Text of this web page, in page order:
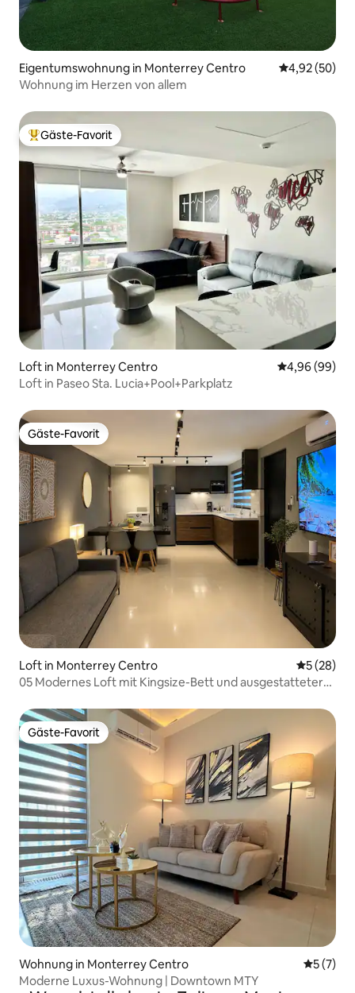
Eigentumswohnung in Monterrey Centro
4,92 (50)
Wohnung im Herzen von allem
Beliebter Gäste-Favorit.
Gäste-Favorit
Loft in Monterrey Centro
4,96 (99)
Loft in Paseo Sta. Lucia+Pool+Parkplatz
Gäste-Favorit
Gäste-Favorit
Loft in Monterrey Centro
5 (28)
05 Modernes Loft mit Kingsize-Bett und ausgestatteter
Gäste-Favorit
Gäste-Favorit
Wohnung in Monterrey Centro
5 (7)
Moderne Luxus-Wohnung | Downtown MTY